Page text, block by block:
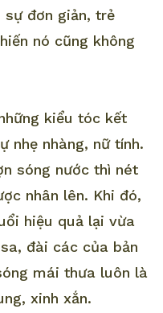
sự đơn giản, trẻ
nó cũng không
kiểu tóc kết
nhẹ nhàng, nữ tính.
sóng nước thì nét
nhân lên. Khi đó,
hiệu quả lại vừa
đài các của bản
mái thưa luôn là
xinh xắn.